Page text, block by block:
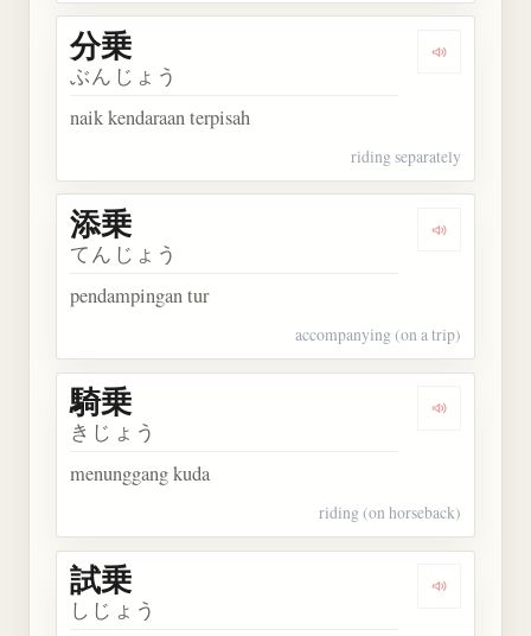
Dengarkan
分乗
ぶんじょう
naik kendaraan terpisah
riding separately
Dengarkan
添乗
てんじょう
pendampingan tur
accompanying (on a trip)
Dengarkan
騎乗
きじょう
menunggang kuda
riding (on horseback)
Dengarkan
試乗
しじょう